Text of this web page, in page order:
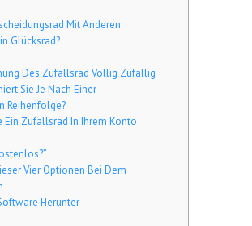
Mit Anderen
Glücksrad?
Des Zufallsrad Völlig Zufällig
Sie Je Nach Einer
Reihenfolge?
Ein Zufallsrad In Ihrem Konto
Vier Optionen Bei Dem
Herunter